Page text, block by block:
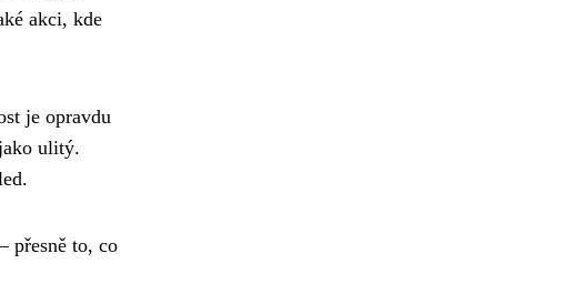
akci, kde
je opravdu
ulitý.
přesně to, co